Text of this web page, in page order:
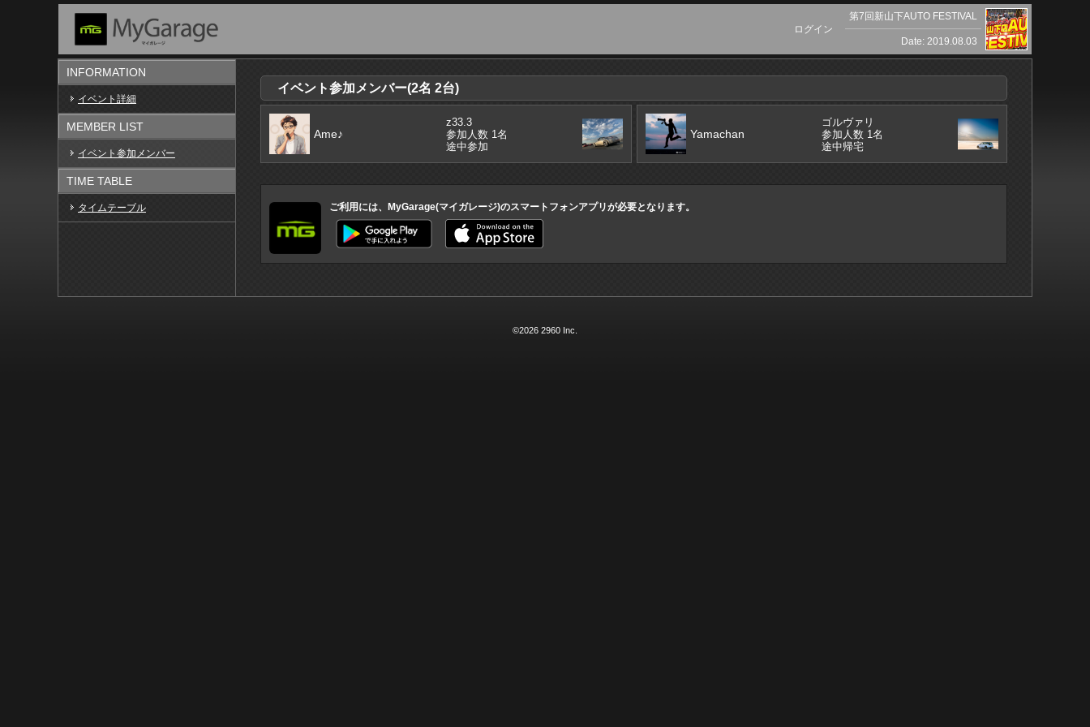
ログイン
第7回新山下AUTO FESTIVAL
Date: 2019.08.03
INFORMATION
イベント詳細
MEMBER LIST
イベント参加メンバー
TIME TABLE
タイムテーブル
イベント参加メンバー(2名 2台)
Ame♪
z33.3
参加人数 1名
途中参加
Yamachan
ゴルヴァリ
参加人数 1名
途中帰宅
ご利用には、MyGarage(マイガレージ)のスマートフォンアプリが必要となります。
©2026 2960 Inc.